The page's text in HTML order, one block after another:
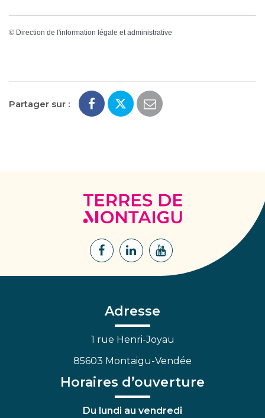
© Direction de l'information légale et administrative
Partager sur :
Terres
de
Lien
Facebook
Lien
Lien
Adresse
1 rue Henri-Joyau
85603 Montaigu-Vendée
Horaires d’ouverture
Du lundi au vendredi